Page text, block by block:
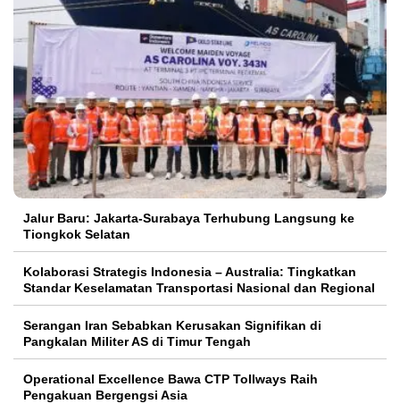
Jalur Baru: Jakarta-Surabaya Terhubung Langsung ke
Tiongkok Selatan
Kolaborasi Strategis Indonesia – Australia: Tingkatkan
Standar Keselamatan Transportasi Nasional dan Regional
Serangan Iran Sebabkan Kerusakan Signifikan di
Pangkalan Militer AS di Timur Tengah
Operational Excellence Bawa CTP Tollways Raih
Pengakuan Bergengsi Asia